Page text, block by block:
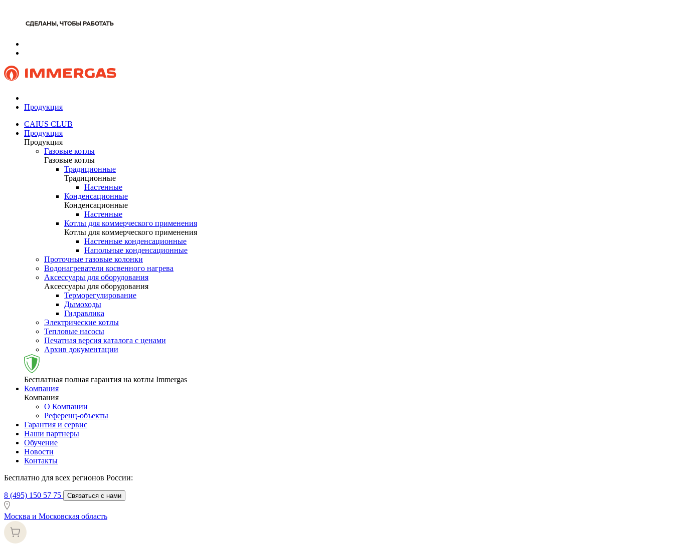
Продукция
CAIUS CLUB
Продукция
Продукция
Газовые котлы
Газовые котлы
Традиционные
Традиционные
Настенные
Конденсационные
Конденсационные
Настенные
Котлы для коммерческого применения
Котлы для коммерческого применения
Настенные конденсационные
Напольные конденсационные
Проточные газовые колонки
Водонагреватели косвенного нагрева
Аксессуары для оборудования
Аксессуары для оборудования
Терморегулирование
Дымоходы
Гидравлика
Электрические котлы
Тепловые насосы
Печатная версия каталога с ценами
Архив документации
Бесплатная полная гарантия на котлы Immergas
Компания
Компания
О Компании
Референц-объекты
Гарантия и сервис
Наши партнеры
Обучение
Новости
Контакты
Бесплатно для всех регионов России:
8 (495) 150 57 75 Связаться с нами
Москва и Московская область